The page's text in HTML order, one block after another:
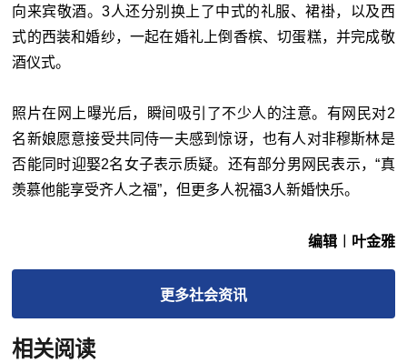
向来宾敬酒。3人还分别换上了中式的礼服、裙褂，以及西
式的西装和婚纱，一起在婚礼上倒香槟、切蛋糕，并完成敬
酒仪式。
照片在网上曝光后，瞬间吸引了不少人的注意。有网民对2
名新娘愿意接受共同侍一夫感到惊讶，也有人对非穆斯林是
否能同时迎娶2名女子表示质疑。还有部分男网民表示，“真
羡慕他能享受齐人之福”，但更多人祝福3人新婚快乐。
编辑︱叶金雅
更多社会资讯
相关阅读